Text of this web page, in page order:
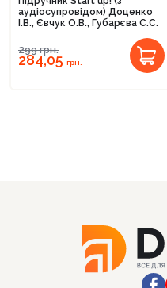
аудіосупровідом) Доценко
І.В., Євчук О.В., Губарєва С.С.
299грн.
284,05 грн.